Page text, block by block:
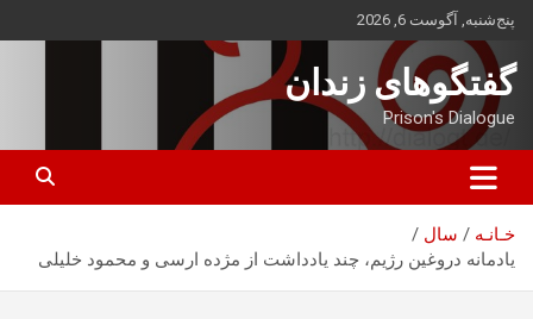
محتوا
بروید
پنج‌شنبه, آگوست 6, 2026
گفتگوهای زندان
Prison's Dialogue
خـانـه
سال
یادمانه دروغین رژیم، چند یادداشت از مژده ارسی و محمود خلیلی